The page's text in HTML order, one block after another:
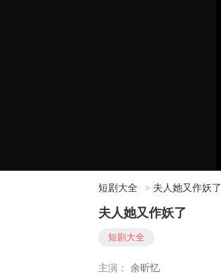
短剧大全 > 夫人她又作妖了
夫人她又作妖了
短剧大全
主演：
余昕忆